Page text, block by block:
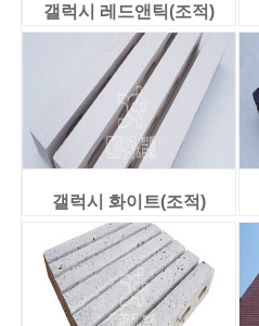
갤럭시 레드앤틱(조적)
갤럭시 화이트(조적)